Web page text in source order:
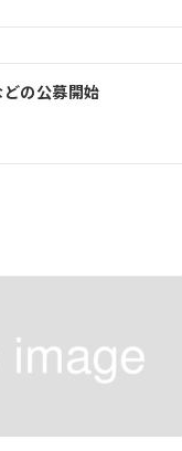
の公募開始